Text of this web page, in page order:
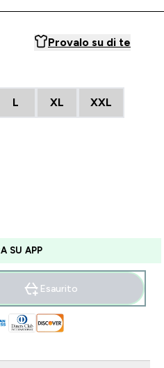
Provalo su di te
L XL XXL
SU APP
Esaurito